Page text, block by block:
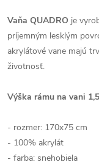
Vaňa QUADRO je
príjemným lesklým
akrylátové vane majú
životnosť.
Výška rámu na vani
- rozmer: 170x75 cm
- 100% akrylát
- farba: snehobiela